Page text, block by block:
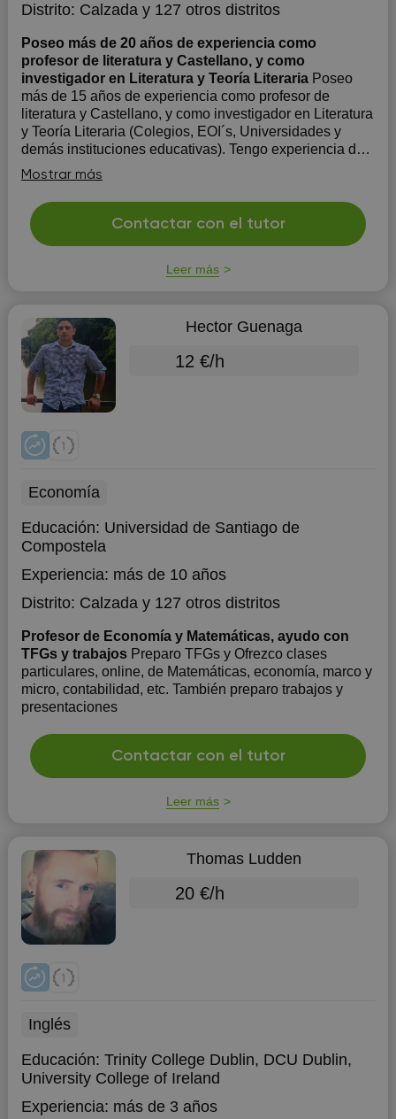
Distrito: Calzaday 127 otros distritos
Poseo más de 20 años de experiencia como
profesor de literatura y Castellano, y como
investigador en Literatura y Teoría Literaria Poseo
más de 15 años de experiencia como profesor de
literatura y Castellano, y como investigador en Literatura
y Teoría Literaria (Colegios, EOI´s, Universidades y
demás instituciones educativas). Tengo experiencia de
más de 10 años en la selección, formación, dirección y
evaluación de equipos come...
Mostrar más
Contactar con el tutor
Leer más
Hector Guenaga
12 €/h
Economía
Educación: Universidad de Santiago de
Compostela
Experiencia: más de 10 años
Distrito: Calzaday 127 otros distritos
Profesor de Economía y Matemáticas, ayudo con
TFGs y trabajos Preparo TFGs y Ofrezco clases
particulares, online, de Matemáticas, economía, marco y
micro, contabilidad, etc. También preparo trabajos y
presentaciones
Contactar con el tutor
Leer más
Thomas Ludden
20 €/h
Inglés
Educación: Trinity College Dublin, DCU Dublin,
University College of Ireland
Experiencia: más de 3 años